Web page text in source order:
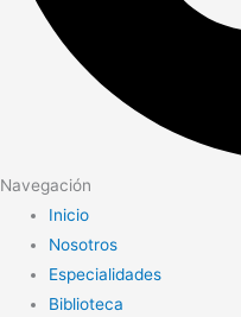
Navegación
Inicio
Nosotros
Especialidades
Biblioteca